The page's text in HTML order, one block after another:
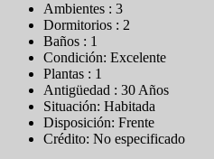
Ambientes : 3
Dormitorios : 2
Baños : 1
Condición: Excelente
Plantas : 1
Antigüedad : 30 Años
Situación: Habitada
Disposición: Frente
Crédito: No especificado